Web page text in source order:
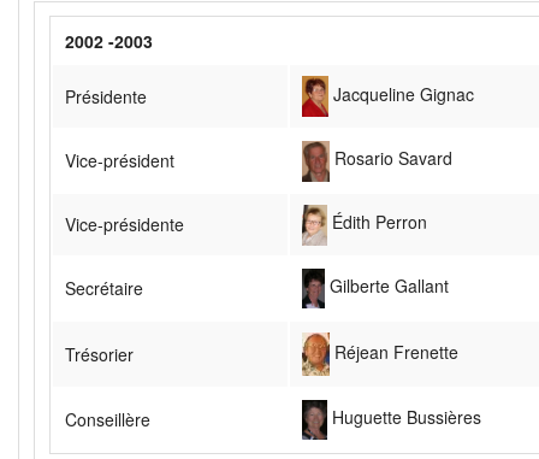
2002 -2003
Présidente Jacqueline Gignac
Vice-président Rosario Savard
Vice-présidente Édith Perron
Secrétaire Gilberte Gallant
Trésorier Réjean Frenette
Conseillère Huguette Bussières